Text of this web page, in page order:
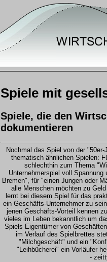
Spiele mit
Spiele, die den
dokumentieren
Nochmal das Spiel von der
thematisch ähnlichen Spielen:
schlechthin zum Thema
Unternehmerspiel voll
Bremen", für "einen Jungen oder
alle Menschen möchten zu
lernt bei diesem Spiel für das
ein Geschäfts-Unternehmer zu
jenen Geschäfts-Vorteil kennen
vieles im Leben bekanntlich um
Spiels Eigentümer von
im Verlauf des Spielbrettes
"Milchgeschäft" und ein
"Leihbücherei" ein Vorläufer
-